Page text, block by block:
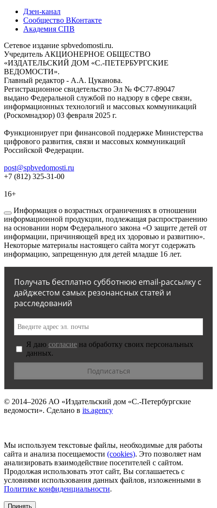
Дзен-канал
Сообщество ВКонтакте
Академия СПВ
Сетевое издание spbvedomosti.ru.
Учредитель АКЦИОНЕРНОЕ ОБЩЕСТВО
«ИЗДАТЕЛЬСКИЙ ДОМ «С.-ПЕТЕРБУРГСКИЕ
ВЕДОМОСТИ».
Главный редактор - А.А. Цуканова.
Регистрационное свидетельство Эл № ФС77-89047
выдано Федеральной службой по надзору в сфере связи,
информационных технологий и массовых коммуникаций
(Роскомнадзор) 03 февраля 2025 г.
Функционирует при финансовой поддержке Министерства
цифрового развития, связи и массовых коммуникаций
Российской Федерации.
post@spbvedomosti.ru
+7 (812) 325-31-00
16+
Информация о возрастных ограничениях в отношении
информационной продукции, подлежащая распространению
на основании норм Федерального закона «О защите детей от
информации, причиняющей вред их здоровью и развитию».
Некоторые материалы настоящего сайта могут содержать
информацию, запрещенную для детей младше 16 лет.
Получать бесплатно субботнюю email-рассылку с
дайджестом самых резонансных статей и
расследований
Я даю согласие на обработку своих персональных
данных.
© 2014–2026 АО «Издательский дом «С.-Петербургские
ведомости». Сделано в its.agency
Мы используем текстовые файлы, необходимые для работы
сайта и анализа посещаемости (сookies). Это позволяет нам
анализировать взаимодействие посетителей с сайтом.
Продолжая использовать этот сайт, Вы соглашаетесь с
условиями использования данных файлов, изложенными в
Политике конфиденциальности.
Принять